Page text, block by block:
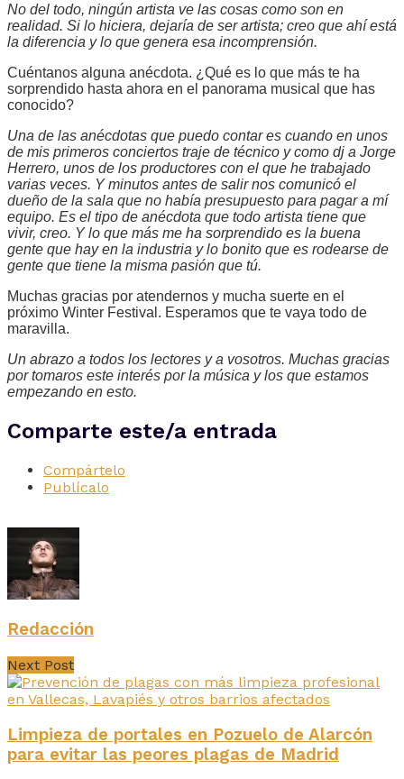
No del todo, ningún artista ve las cosas como son en
realidad. Si lo hiciera, dejaría de ser artista; creo que ahí está
la diferencia y lo que genera esa incomprensión.
Cuéntanos alguna anécdota. ¿Qué es lo que más te ha
sorprendido hasta ahora en el panorama musical que has
conocido?
Una de las anécdotas que puedo contar es cuando en unos
de mis primeros conciertos traje de técnico y como dj a Jorge
Herrero, unos de los productores con el que he trabajado
varias veces. Y minutos antes de salir nos comunicó el
dueño de la sala que no había presupuesto para pagar a mí
equipo. Es el tipo de anécdota que todo artista tiene que
vivir, creo. Y lo que más me ha sorprendido es la buena
gente que hay en la industria y lo bonito que es rodearse de
gente que tiene la misma pasión que tú.
Muchas gracias por atendernos y mucha suerte en el
próximo Winter Festival. Esperamos que te vaya todo de
maravilla.
Un abrazo a todos los lectores y a vosotros. Muchas gracias
por tomaros este interés por la música y los que estamos
empezando en esto.
Comparte este/a entrada
Compártelo
Publícalo
Redacción
Next Post
Limpieza de portales en Pozuelo de Alarcón
para evitar las peores plagas de Madrid